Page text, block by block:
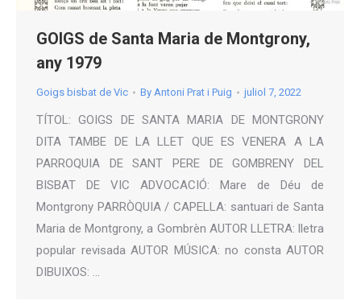
GOIGS de Santa Maria de Montgrony,
any 1979
Goigs bisbat de Vic By Antoni Prat i Puig juliol 7, 2022
TÍTOL: GOIGS DE SANTA MARIA DE MONTGRONY
DITA TAMBE DE LA LLET QUE ES VENERA A LA
PARROQUIA DE SANT PERE DE GOMBRENY DEL
BISBAT DE VIC ADVOCACIÓ: Mare de Déu de
Montgrony PARRÒQUIA / CAPELLA: santuari de Santa
Maria de Montgrony, a Gombrèn AUTOR LLETRA: lletra
popular revisada AUTOR MÚSICA: no consta AUTOR
DIBUIXOS: …